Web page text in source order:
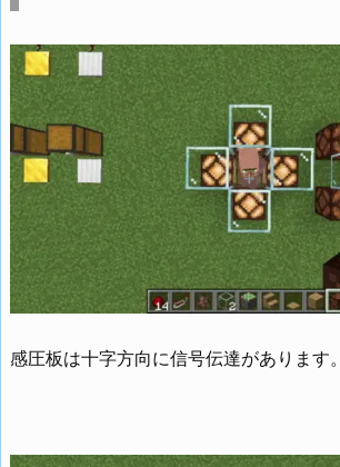
感圧板は十字方向に信号伝達があります。